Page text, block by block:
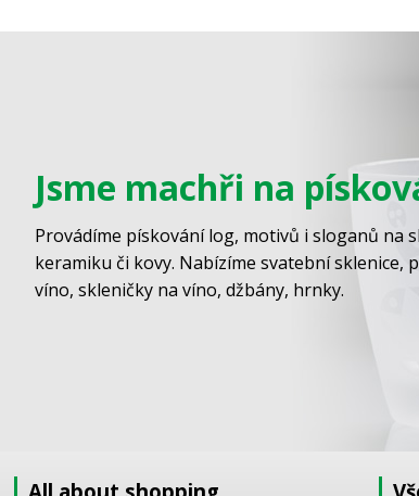
Jsme machři na
Provádíme pískování log, motivů i sloganů na
keramiku či kovy. Nabízíme svatební sklenice,
víno, skleničky na víno, džbány, hrnky.